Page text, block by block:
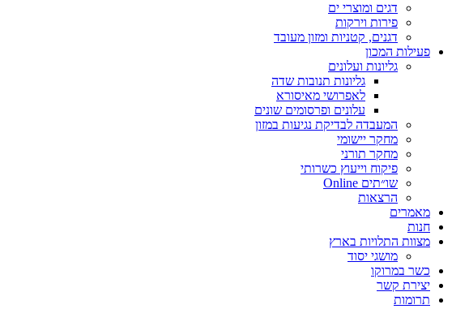
דגים ומוצרי ים
פירות וירקות
דגנים, קטניות ומזון מעובד
פעילות המכון
גליונות ועלונים
גליונות תנובות שדה
לאפרושי מאיסורא
עלונים ופרסומים שונים
המעבדה לבדיקת נגיעות במזון
מחקר יישומי
מחקר תורני
פיקוח וייעוץ כשרותי
שו״תים Online
הרצאות
מאמרים
חנות
מצוות התלויות בארץ
מושגי יסוד
כשר במרוקו
יצירת קשר
תרומות